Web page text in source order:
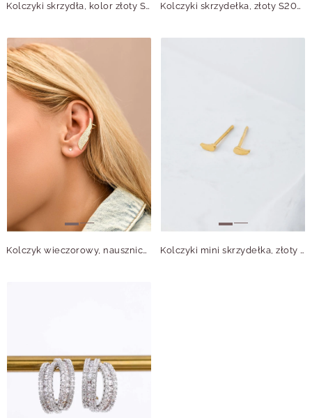
Kolczyki skrzydła, kolor złoty S200078Z00 Kolczyki skrzydełka, złoty S207799Z00
Kolczyk wieczorowy, nausznica skrzydło z kryształkami B210094Z00 Kolczyki mini skrzydełka, złoty S204315Z00